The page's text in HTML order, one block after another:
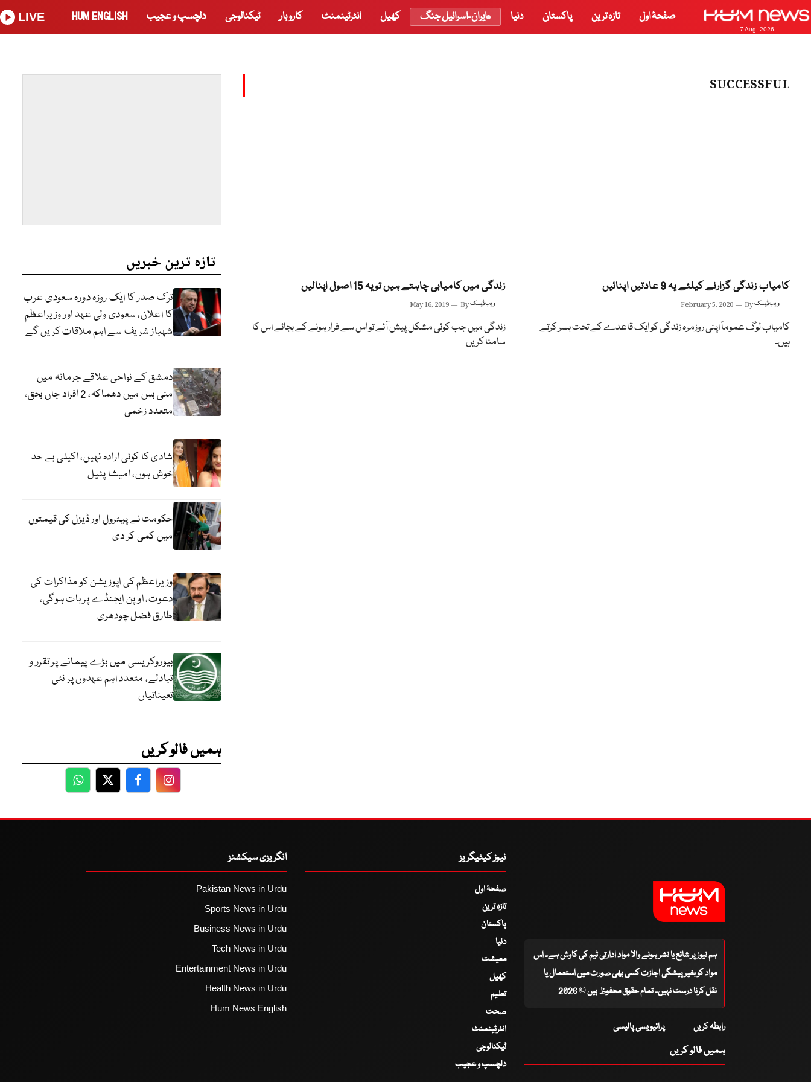
7 Aug, 2026
صفحۂ اول تازہ ترین پاکستان دنیا ایران-اسرائیل جنگ کھیل انٹرٹینمنٹ کاروبار ٹیکنالوجی دلچسپ و عجیب HUM ENGLISH
LIVE
SUCCESSFUL
کامیاب زندگی گزارنے کیلئے یہ 9 عادتیں اپنائیں
February 5, 2020 Byویب ڈیسک
کامیاب لوگ عموماً اپنی روزمرہ زندگی کو ایک قاعدے کے تحت بسر کرتے
ہیں۔
زندگی میں کامیابی چاہتے ہیں تو یہ 15 اصول اپنالیں
May 16, 2019 Byویب ڈیسک
زندگی میں جب کوئی مشکل پیش آئے تو اس سے فرار ہونے کے بجائے اس کا
سامنا کریں
تازہ ترین خبریں
ترک صدر کا ایک روزہ دورہ سعودی عرب
کا اعلان، سعودی ولی عہد اور وزیراعظم
شہباز شریف سے اہم ملاقات کریں گے
دمشق کے نواحی علاقے جرمانہ میں
منی بس میں دھماکہ، 2 افراد جاں بحق،
متعدد زخمی
شادی کا کوئی ارادہ نہیں، اکیلی بے حد
خوش ہوں، امیشا پٹیل
حکومت نے پیٹرول اور ڈیزل کی قیمتوں
میں کمی کر دی
وزیراعظم کی اپوزیشن کو مذاکرات کی
دعوت، اوپن ایجنڈے پر بات ہوگی،
طارق فضل چودھری
بیوروکریسی میں بڑے پیمانے پر تقرر و
تبادلے، متعدد اہم عہدوں پر نئی
تعیناتیاں
ہمیں فالو کریں
WhatsApp
TwitterFacebookFacebook
ہم نیوز پر شائع یا نشر ہونے والا مواد ادارتی ٹیم کی کاوش ہے۔ اس
مواد کو بغیر پیشگی اجازت کسی بھی صورت میں استعمال یا
نقل کرنا درست نہیں۔ تمام حقوق محفوظ ہیں © 2026
رابطہ کریں پرائیویسی پالیسی
ہمیں فالو کریں
نیوز کیٹیگریز
صفحۂ اول
تازہ ترین
پاکستان
دنیا
معیشت
کھیل
تعلیم
صحت
انٹرٹینمنٹ
ٹیکنالوجی
دلچسپ و عجیب
انگریزی سیکشنز
Pakistan News in Urdu
Sports News in Urdu
Business News in Urdu
Tech News in Urdu
Entertainment News in Urdu
Health News in Urdu
Hum News English